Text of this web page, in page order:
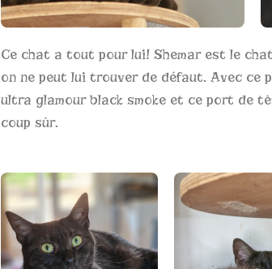
Ce chat a tout pour lui! Shemar est le
on ne peut lui trouver de défaut. Avec ce
ultra glamour black smoke et ce port de
coup sûr.